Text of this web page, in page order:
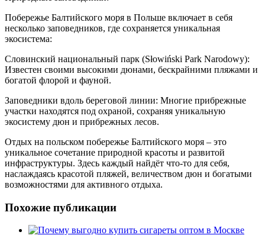
Побережье Балтийского моря в Польше включает в себя
несколько заповедников, где сохраняется уникальная
экосистема:
Словинский национальный парк (Słowiński Park Narodowy):
Известен своими высокими дюнами, бескрайними пляжами и
богатой флорой и фауной.
Заповедники вдоль береговой линии: Многие прибрежные
участки находятся под охраной, сохраняя уникальную
экосистему дюн и прибрежных лесов.
Отдых на польском побережье Балтийского моря – это
уникальное сочетание природной красоты и развитой
инфраструктуры. Здесь каждый найдёт что-то для себя,
наслаждаясь красотой пляжей, величеством дюн и богатыми
возможностями для активного отдыха.
Похожие публикации